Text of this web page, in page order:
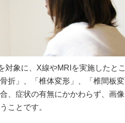
対象に、X線やMRIを実施したとこ
折」、「椎体変形」、「椎間板変
、症状の有無にかかわらず、画像
ことです。